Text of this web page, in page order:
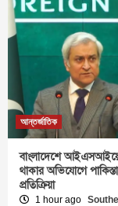
আন্তর্জাতিক
বাংলাদেশে
থাকার অভিযোগে
প্রতিক্রিয়া
1 hour ago